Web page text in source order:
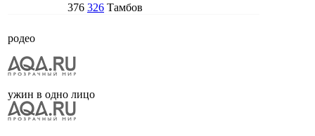
376 326 Тамбов
родео
ужин в одно лицо